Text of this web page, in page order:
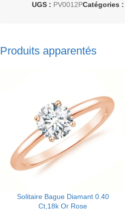
UGS : PV0012PCatégories :
Produits apparentés
Solitaire Bague Diamant 0.40
Ct,18k Or Rose